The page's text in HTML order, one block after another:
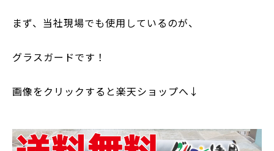
まず、当社現場でも使用しているのが、
グラスガードです！
画像をクリックすると楽天ショップへ↓